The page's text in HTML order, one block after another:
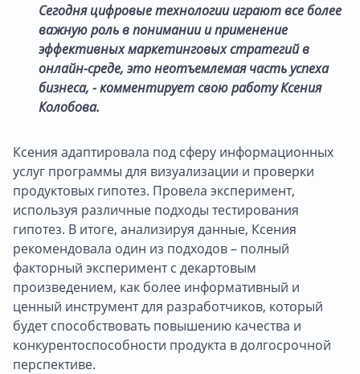
Сегодня цифровые технологии играют все более
важную роль в понимании и применение
эффективных маркетинговых стратегий в
онлайн-среде, это неотъемлемая часть успеха
бизнеса, - комментирует свою работу Ксения
Колобова.
Ксения адаптировала под сферу информационных
услуг программы для визуализации и проверки
продуктовых гипотез. Провела эксперимент,
используя различные подходы тестирования
гипотез. В итоге, анализируя данные, Ксения
рекомендовала один из подходов – полный
факторный эксперимент с декартовым
произведением, как более информативный и
ценный инструмент для разработчиков, который
будет способствовать повышению качества и
конкурентоспособности продукта в долгосрочной
перспективе.